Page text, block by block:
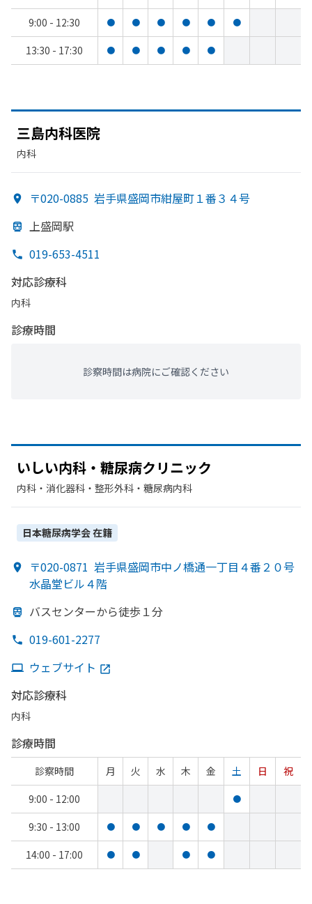
9:00 - 12:30
● ● ● ● ● ●
13:30 - 17:30 ● ● ● ● ●
三島内科医院
内科
〒020-0885 岩手県盛岡市紺屋町１番３４号
上盛岡駅
019-653-4511
対応診療科
内科
診療時間
診察時間は病院にご確認ください
いしい内科・糖尿病クリニック
内科・​消化器科・​整形外科・​糖尿病内科
日本糖尿病学会在籍
〒020-0871 岩手県盛岡市中ノ橋通一丁目４番２０号
水晶堂ビル４階
バスセンターから徒歩１分
019-601-2277
ウェブサイト
対応診療科
内科
診療時間
診察時間 月 火 水 木 金 土 日
祝
9:00 - 12:00
●
9:30 - 13:00 ● ● ● ● ●
14:00 - 17:00 ● ● ● ●